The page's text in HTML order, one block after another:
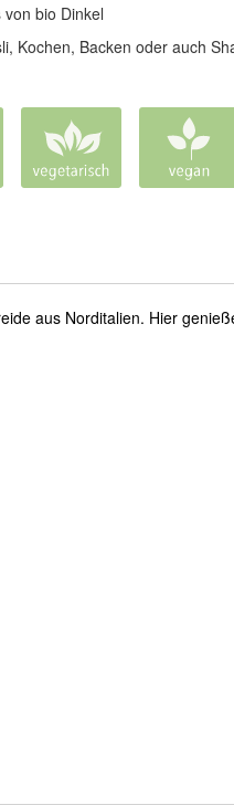
von bio Dinkel
Kochen, Backen oder auch
aus Norditalien. Hier